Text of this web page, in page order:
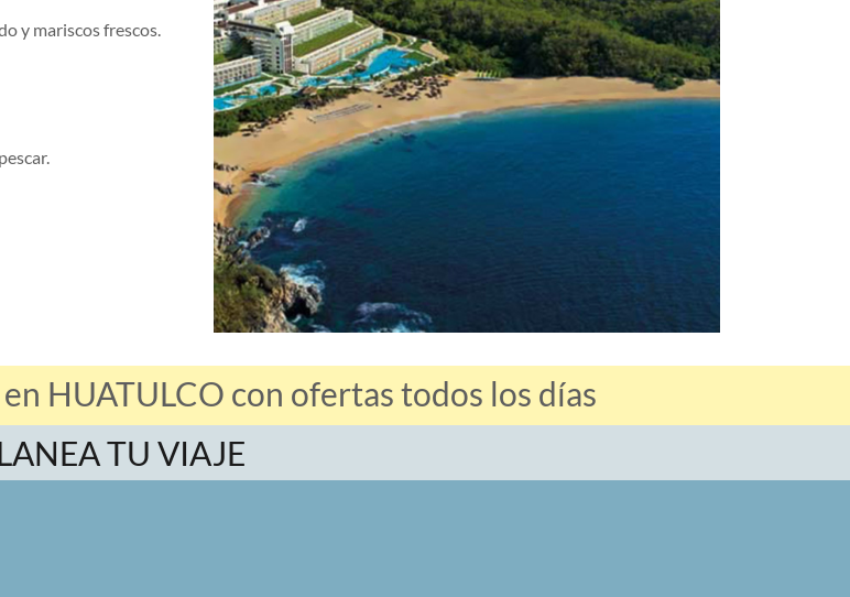
y mariscos frescos.
HUATULCO con ofertas todos los días
TU VIAJE